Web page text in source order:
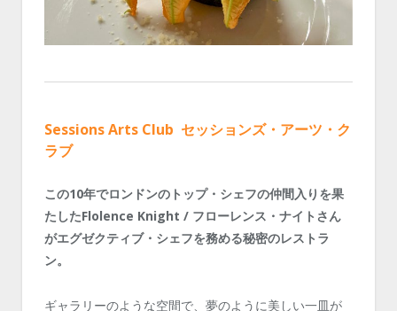
Sessions Arts Club セッションズ・アーツ・ク
ラブ
この10年でロンドンのトップ・シェフの仲間入りを果
たしたFlolence Knight / フローレンス・ナイトさん
がエグゼクティブ・シェフを務める秘密のレストラ
ン。
ギャラリーのような空間で、夢のように美しい一皿が